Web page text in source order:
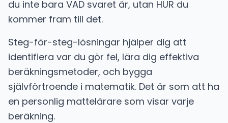
du inte bara VAD svaret är, utan HUR du
kommer fram till det.
Steg-för-steg-lösningar hjälper dig att
identifiera var du gör fel, lära dig effektiva
beräkningsmetoder, och bygga
självförtroende i matematik. Det är som att ha
en personlig mattelärare som visar varje
beräkning.